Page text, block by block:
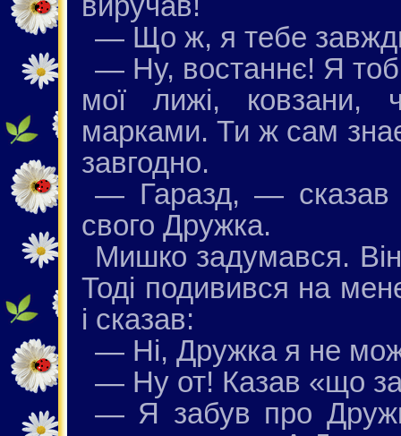
— Що ж, я тебе
— Ну, востаннє! Я
мої лижі, ковзани,
марками. Ти ж сам
завгодно.
— Гаразд, — сказав
свого Дружка.
Мишко задумався.
Тоді подивився на
і сказав:
— Ні, Дружка я не
— Ну от! Казав «що
— Я забув про